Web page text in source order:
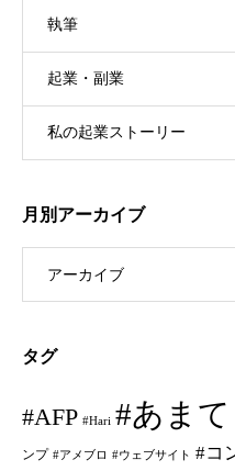
執筆
起業・副業
私の起業ストーリー
月別アーカイブ
アーカイブ
タグ
#AFP #Hari #あま
ンプ #アメブロ #ウェブサイト #コ